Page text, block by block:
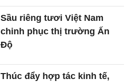
Sầu riêng tươi Việt Nam
chinh phục thị trường Ấn
Độ
Thúc đẩy hợp tác kinh tế,